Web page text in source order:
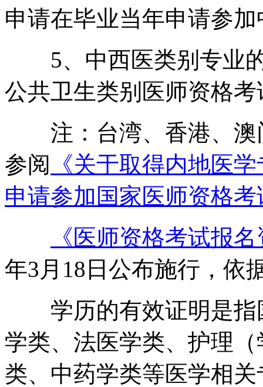
申请在毕业当年申请参
5、中西医类别专业的
公共卫生类别医师资格考
注：台湾、香港、澳
参阅 《关于取得内地医
申请参加国家医师资格
《医师资格考试报
年3月18日公布施行，依
学历的有效证明是指
学类、法医学类、护理
类、中药学类等医学相